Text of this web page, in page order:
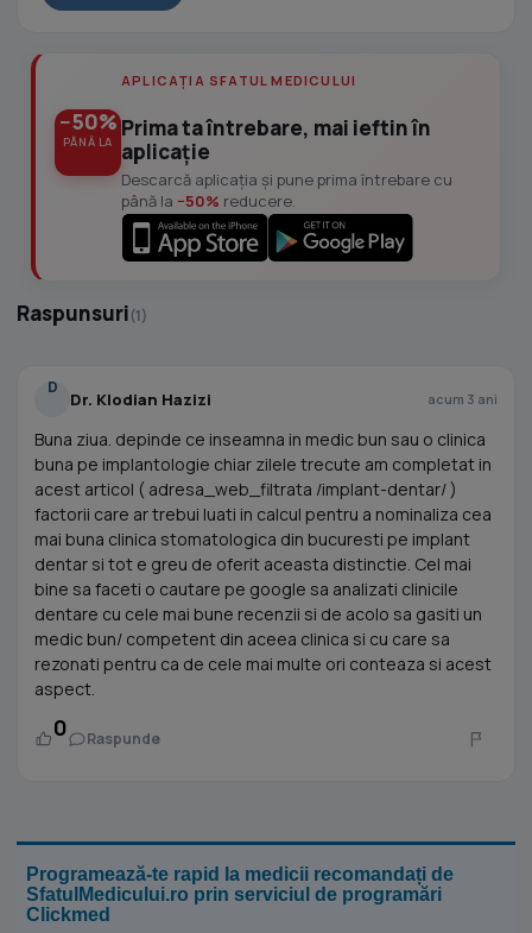
−50%
PÂNĂ LA
APLICAȚIA SFATUL MEDICULUI
Prima ta întrebare, mai ieftin în
aplicație
Descarcă aplicația și pune prima întrebare cu
până la −50% reducere.
Raspunsuri(1)
D
Dr. Klodian Hazizi acum 3 ani
Buna ziua. depinde ce inseamna in medic bun sau o clinica
buna pe implantologie chiar zilele trecute am completat in
acest articol ( adresa_web_filtrata /implant-dentar/ )
factorii care ar trebui luati in calcul pentru a nominaliza cea
mai buna clinica stomatologica din bucuresti pe implant
dentar si tot e greu de oferit aceasta distinctie. Cel mai
bine sa faceti o cautare pe google sa analizati clinicile
dentare cu cele mai bune recenzii si de acolo sa gasiti un
medic bun/ competent din aceea clinica si cu care sa
rezonati pentru ca de cele mai multe ori conteaza si acest
aspect.
0 Raspunde
Programează-te rapid la medicii recomandați de
SfatulMedicului.ro prin serviciul de programări
Clickmed